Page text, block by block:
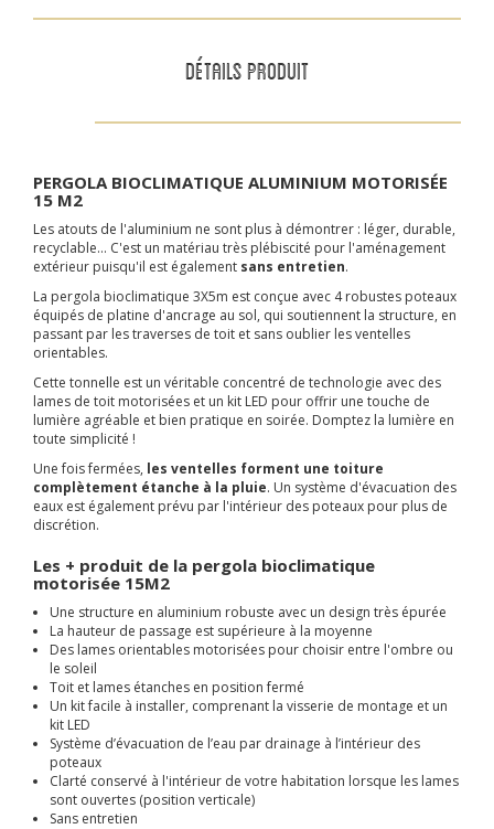
DÉTAILS PRODUIT
PERGOLA BIOCLIMATIQUE ALUMINIUM MOTORISÉE
15 M2
Les atouts de l'aluminium ne sont plus à démontrer : léger, durable,
recyclable... C'est un matériau très plébiscité pour l'aménagement
extérieur puisqu'il est également sans entretien.
La pergola bioclimatique 3X5m est conçue avec 4 robustes poteaux
équipés de platine d'ancrage au sol, qui soutiennent la structure, en
passant par les traverses de toit et sans oublier les ventelles
orientables.
Cette tonnelle est un véritable concentré de technologie avec des
lames de toit motorisées et un kit LED pour offrir une touche de
lumière agréable et bien pratique en soirée. Domptez la lumière en
toute simplicité !
Une fois fermées, les ventelles forment une toiture
complètement étanche à la pluie. Un système d'évacuation des
eaux est également prévu par l'intérieur des poteaux pour plus de
discrétion.
Les + produit de la pergola bioclimatique
motorisée 15M2
Une structure en aluminium robuste avec un design très épurée
La hauteur de passage est supérieure à la moyenne
Des lames orientables motorisées pour choisir entre l'ombre ou
le soleil
Toit et lames étanches en position fermé
Un kit facile à installer, comprenant la visserie de montage et un
kit LED
Système d’évacuation de l’eau par drainage à l’intérieur des
poteaux
Clarté conservé à l'intérieur de votre habitation lorsque les lames
sont ouvertes (position verticale)
Sans entretien